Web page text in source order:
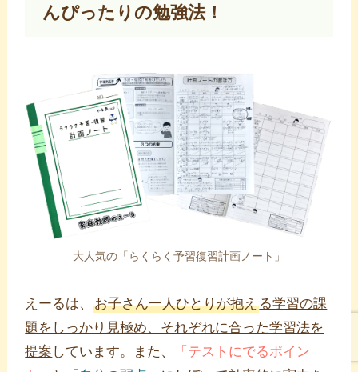
んぴったりの勉強法！
大人気の「らくらく予習復習計画ノート」
えーるは、お子さん一人ひとりが抱える学習の課
題をしっかり見極め、それぞれに合った学習法を
提案 しています。また、
「テストにでるポイン